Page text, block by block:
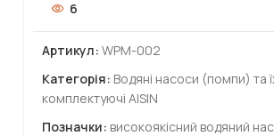
6
Артикул: WPM-002
Категорія: Водяні насоси (помпи) та
комплектуючі AISIN
Позначки: високоякісний водяний